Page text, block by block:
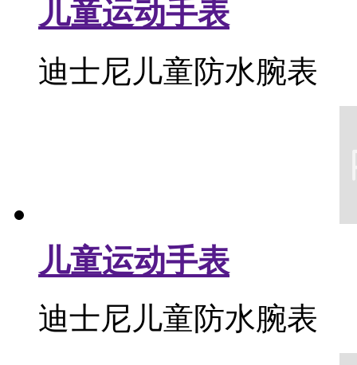
儿童运动手表
迪士尼儿童防水腕表
儿童运动手表
迪士尼儿童防水腕表